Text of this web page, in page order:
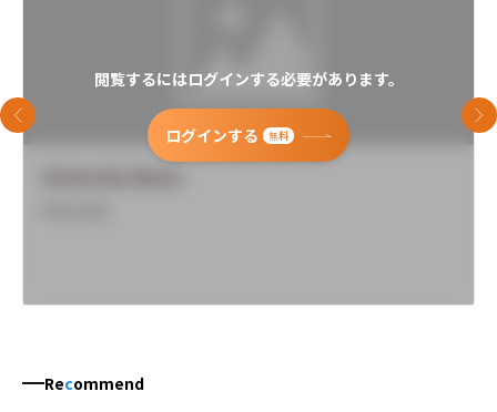
閲覧するにはログインする必要があります。
ログインする 無料
前のスライド 次
Recommend